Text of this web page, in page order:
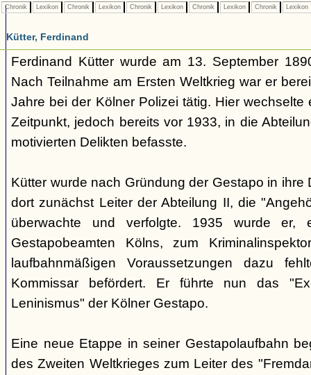
Chronik Lexikon Chronik Lexikon Chronik Lexikon Chronik Lexikon Chronik Lexikon
Kütter, Ferdinand
Ferdinand Kütter wurde am 13. September
Nach Teilnahme am Ersten Weltkrieg war er
Jahre bei der Kölner Polizei tätig. Hier
Zeitpunkt, jedoch bereits vor 1933, in die
motivierten Delikten befasste.
Kütter wurde nach Gründung der Gestapo in ihre
dort zunächst Leiter der Abteilung II, die
überwachte und verfolgte. 1935 wurde er,
Gestapobeamten Kölns, zum
laufbahnmäßigen Voraussetzungen dazu
Kommissar befördert. Er führte nun das
Leninismus" der Kölner Gestapo.
Eine neue Etappe in seiner Gestapolaufbahn
des Zweiten Weltkrieges zum Leiter des